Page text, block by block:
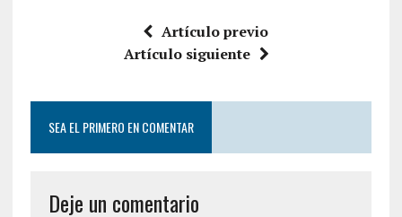
Artículo previo
Artículo siguiente
SEA EL PRIMERO EN COMENTAR
Deje un comentario